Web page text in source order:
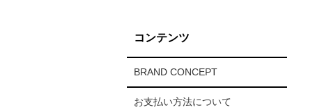
コンテンツ
BRAND CONCEPT
お支払い方法について